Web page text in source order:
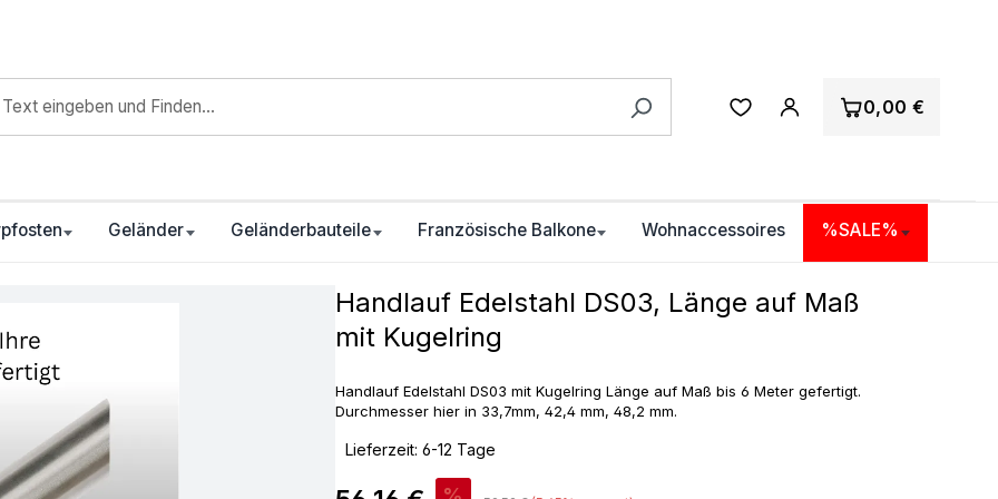
0,00 €
Geländer Geländerbauteile Französische Balkone Wohnaccessoires %SALE%
Handlauf Edelstahl DS03, Länge auf Maß
mit Kugelring
Handlauf Edelstahl DS03 mit Kugelring Länge auf Maß bis 6 Meter gefertigt.
Durchmesser hier in 33,7mm, 42,4 mm, 48,2 mm.
Lieferzeit: 6-12 Tage
Verkaufspreis: